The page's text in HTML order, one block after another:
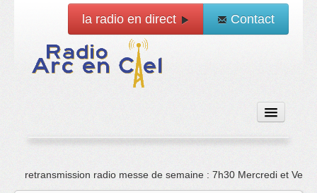
la radio en direct Contact
Accueil
Emissions
retransmission radio messe de semaine : 7h30 Mercredi et